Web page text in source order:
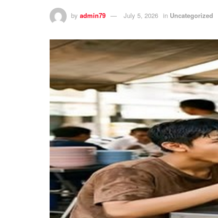
by admin79 July 5, 2026 in Uncategorized